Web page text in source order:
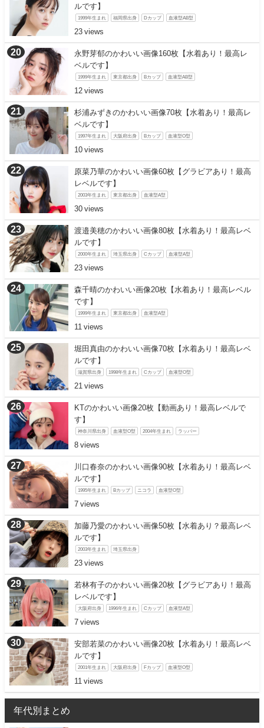
ルです】
1999年生まれ 福岡県出身 Dカップ 血液型AB型
23
永野芽郁のかわいい画像160枚【水着あり！最高レ
ベルです】
1999年生まれ 東京都出身 Bカップ 血液型AB型
12
杉浦みずきのかわいい画像70枚【水着あり！最高レ
ベルです】
1997年生まれ 大阪府出身 Bカップ 血液型O型
10
原菜乃華のかわいい画像60枚【グラビアあり！最高
レベルです】
2003年生まれ 東京都出身 血液型A型
30
渡邉美穂のかわいい画像80枚【水着あり！最高レベ
ルです】
2000年生まれ 埼玉県出身 Cカップ 血液型A型
23
森千晴のかわいい画像20枚【水着あり！最高レベル
です】
1999年生まれ 東京都出身 血液型A型
11
堀田真由のかわいい画像70枚【水着あり！最高レベ
ルです】
滋賀県出身 1998年生まれ Cカップ 血液型O型
21
KTのかわいい画像20枚【動画あり！最高レベルで
す】
神奈川県出身 血液型O型 2004年生まれ ラッパー
8
川口春奈のかわいい画像90枚【水着あり！最高レベ
ルです】
1995年生まれ Bカップ ニコラ 血液型O型
7
加藤乃愛のかわいい画像50枚【水着あり？最高レベ
ルです】
2003年生まれ 埼玉県出身
23
若林有子のかわいい画像20枚【グラビアあり！最高
レベルです】
大阪府出身 1996年生まれ Cカップ 血液型A型
7
安部若菜のかわいい画像20枚【水着あり！最高レベ
ルです】
2001年生まれ 大阪府出身 Fカップ 血液型O型
11
年代別まとめ